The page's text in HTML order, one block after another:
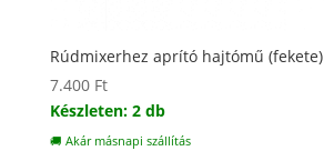
Rúdmixerhez aprító hajtómű (fekete)
7.400 Ft
Készleten: 2 db
🚚 Akár másnapi szállítás